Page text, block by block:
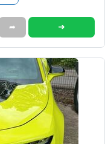
➦ ➜